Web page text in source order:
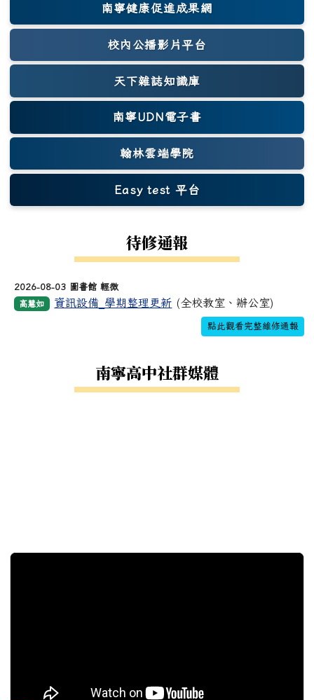
南寧健康促進成果網
(另開新視窗)
校內公播影片平台
天下雜誌知識庫
(另開新視窗)
南寧UDN電子書
翰林雲端學院
Easy test 平台
(另開新視窗)
待修通報
2026-08-03 圖書館 輕微
高慧如 資訊設備_學期整理更新 (全校教室、辦公室)
點此觀看完整維修通報
南寧高中社群媒體